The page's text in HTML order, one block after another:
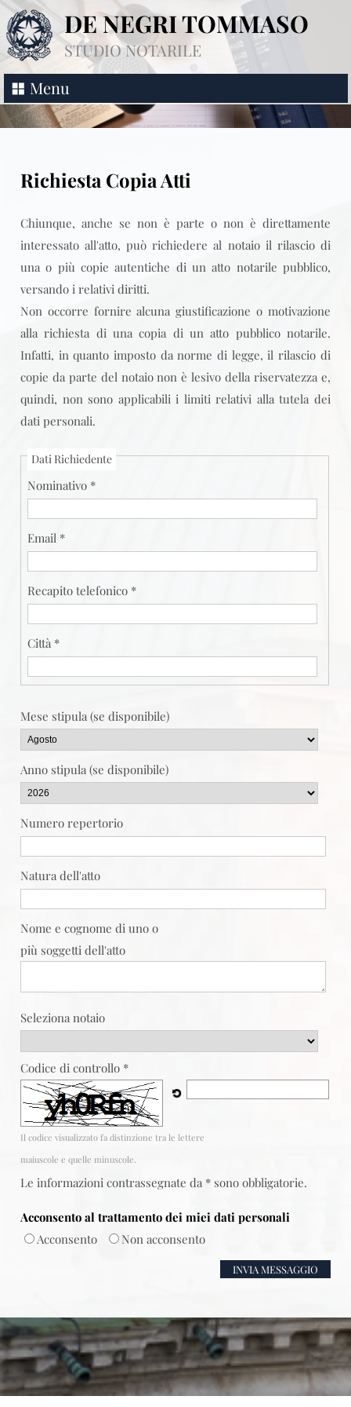
DE NEGRI TOMMASO
STUDIO NOTARILE
Menu
Richiesta Copia Atti
Chiunque, anche se non è parte o non è direttamente
interessato all'atto, può richiedere al notaio il rilascio di
una o più copie autentiche di un atto notarile pubblico,
versando i relativi diritti.
Non occorre fornire alcuna giustificazione o motivazione
alla richiesta di una copia di un atto pubblico notarile.
Infatti, in quanto imposto da norme di legge, il rilascio di
copie da parte del notaio non è lesivo della riservatezza e,
quindi, non sono applicabili i limiti relativi alla tutela dei
dati personali.
Dati Richiedente
Nominativo *
Email *
Recapito telefonico *
Città *
Mese stipula (se disponibile)
Anno stipula (se disponibile)
Numero repertorio
Natura dell'atto
Nome e cognome di uno o
più soggetti dell'atto
Seleziona notaio
Codice di controllo *
Il codice visualizzato fa distinzione tra le lettere
maiuscole e quelle minuscole.
Le informazioni contrassegnate da * sono obbligatorie.
Acconsento al trattamento dei miei dati personali
Acconsento
Non acconsento